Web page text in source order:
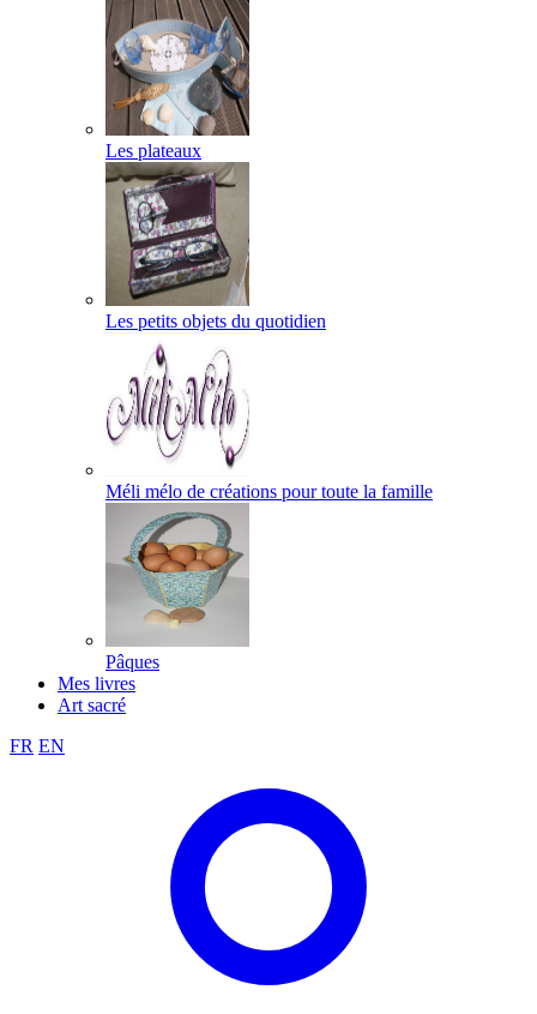
Les plateaux
Les petits objets du quotidien
Méli mélo de créations pour toute la famille
Pâques
Mes livres
Art sacré
FR EN